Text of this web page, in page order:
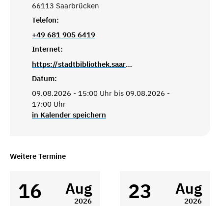
66113 Saarbrücken
Telefon:
+49 681 905 6419
Internet:
https://stadtbibliothek.saarbruecken.de/standorte/kultur_und_lesetreffs/kultur_und_lesetreff_malstatt
Datum:
09.08.2026 - 15:00 Uhr bis 09.08.2026 -
17:00 Uhr
in Kalender speichern
Weitere Termine
16 Aug
2026
23 Aug
2026